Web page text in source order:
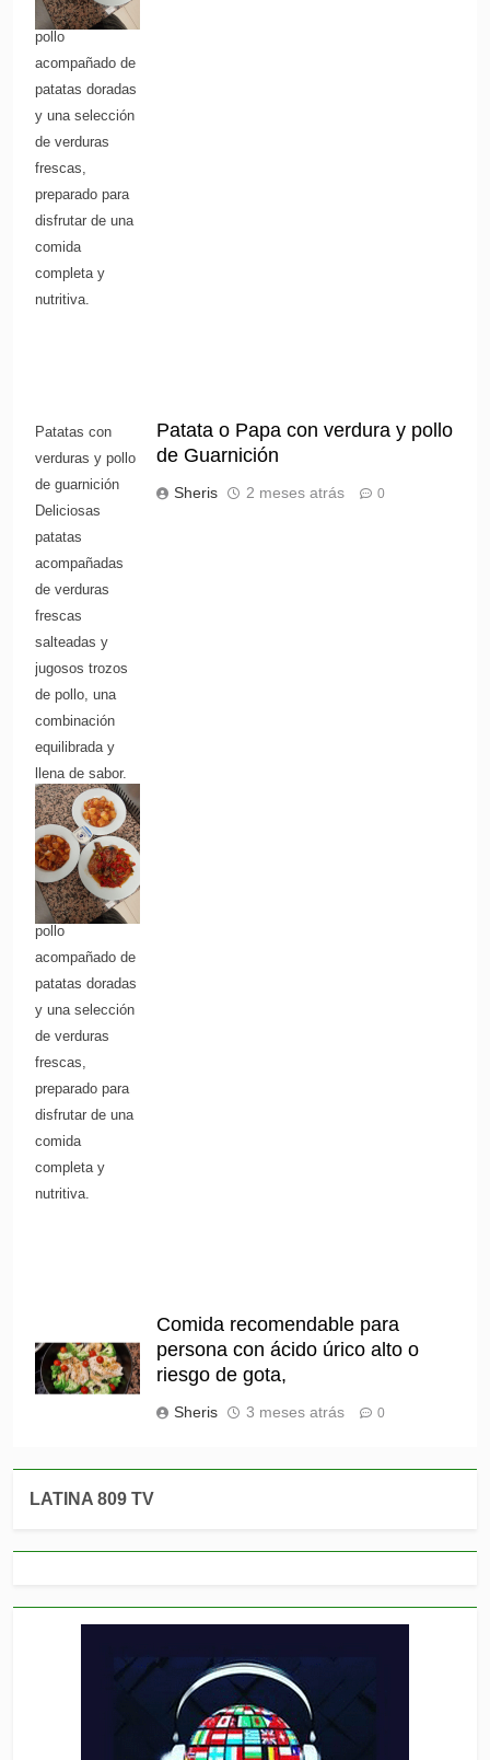
verduras Tierno
pollo
acompañado de
patatas doradas
y una selección
de verduras
frescas,
preparado para
disfrutar de una
comida
completa y
nutritiva.
Patatas con
verduras y pollo
de guarnición
Deliciosas
patatas
acompañadas
de verduras
frescas
salteadas y
jugosos trozos
de pollo, una
combinación
equilibrada y
llena de sabor.
O una versión
más atractiva:
Pollo guarnecido
con patatas y
verduras Tierno
pollo
acompañado de
patatas doradas
y una selección
de verduras
frescas,
preparado para
disfrutar de una
comida
completa y
nutritiva.
Patata o Papa con verdura y pollo
de Guarnición
Sheris 2 meses atrás 0
Comida recomendable para
persona con ácido úrico alto o
riesgo de gota,
Sheris 3 meses atrás 0
LATINA 809 TV